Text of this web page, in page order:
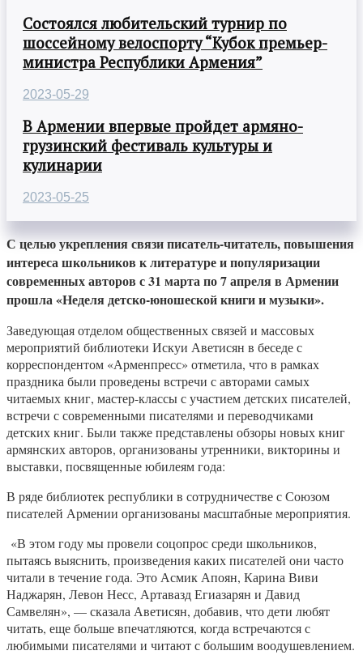
Состоялся любительский турнир по
шоссейному велоспорту “Кубок премьер-
министра Республики Армения”
2023-05-29
В Армении впервые пройдет армяно-
грузинский фестиваль культуры и
кулинарии
2023-05-25
С целью укрепления связи писатель-читатель, повышения
интереса школьников к литературе и популяризации
современных авторов с 31 марта по 7 апреля в Армении
прошла «Неделя детско-юношеской книги и музыки».
Заведующая отделом общественных связей и массовых
мероприятий библиотеки Искуи Аветисян в беседе с
корреспондентом «Арменпресс» отметила, что в рамках
праздника были проведены встречи с авторами самых
читаемых книг, мастер-классы с участием детских писателей,
встречи с современными писателями и переводчиками
детских книг. Были также представлены обзоры новых книг
армянских авторов, организованы утренники, викторины и
выставки, посвященные юбилеям года:
В ряде библиотек республики в сотрудничестве с Союзом
писателей Армении организованы масштабные мероприятия.
«В этом году мы провели соцопрос среди школьников,
пытаясь выяснить, произведения каких писателей они часто
читали в течение года. Это Асмик Апоян, Карина Виви
Наджарян, Левон Несс, Артавазд Егиазарян и Давид
Самвелян», — сказала Аветисян, добавив, что дети любят
читать, еще больше впечатляются, когда встречаются с
любимыми писателями и читают с большим воодушевлением.